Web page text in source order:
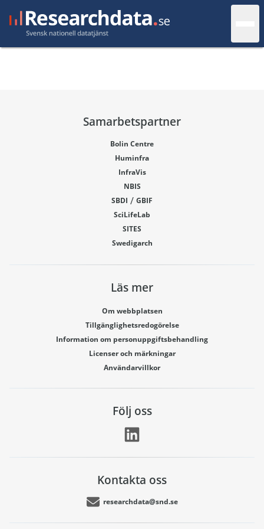
Samarbetspartner
Bolin Centre
Huminfra
InfraVis
NBIS
SBDI / GBIF
SciLifeLab
SITES
Swedigarch
Läs mer
Om webbplatsen
Tillgänglighetsredogörelse
Information om personuppgiftsbehandling
Licenser och märkningar
Användarvillkor
Följ oss
Kontakta oss
researchdata@snd.se